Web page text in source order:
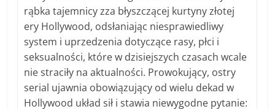
rąbka tajemnicy zza błyszczącej kurtyny złotej
ery Hollywood, odsłaniając niesprawiedliwy
system i uprzedzenia dotyczące rasy, płci i
seksualności, które w dzisiejszych czasach wcale
nie straciły na aktualności. Prowokujący, ostry
serial ujawnia obowiązujący od wielu dekad w
Hollywood układ sił i stawia niewygodne pytanie: